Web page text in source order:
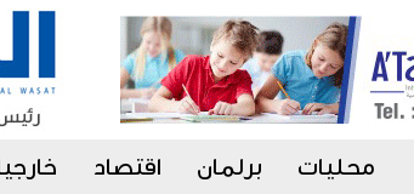
محليات برلمان اقتصاد